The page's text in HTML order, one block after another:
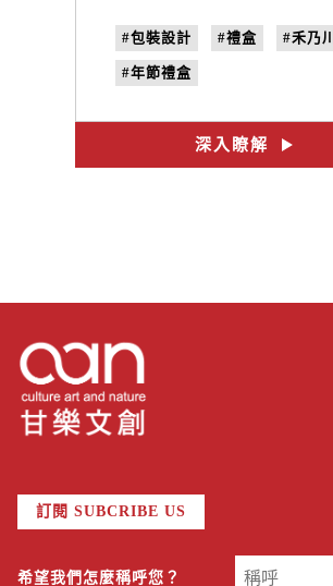
#包裝設計 #禮盒 #禾乃川
#年節禮盒
深入瞭解
訂閱 SUBCRIBE US
希望我們怎麼稱呼您？